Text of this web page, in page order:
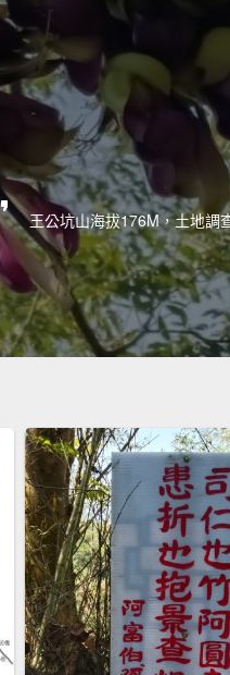
王公坑山海拔176M，土地調